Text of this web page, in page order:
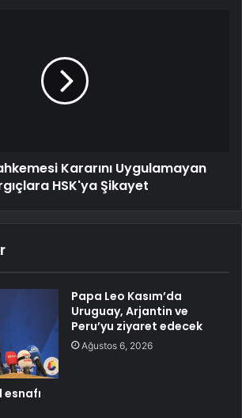
Kararını Uygulamayan
HSK'ya Şikayet
esnafı
Papa Leo Kasım’da
Uruguay, Arjantin ve
Peru’yu ziyaret edecek
Ağustos 6, 2026